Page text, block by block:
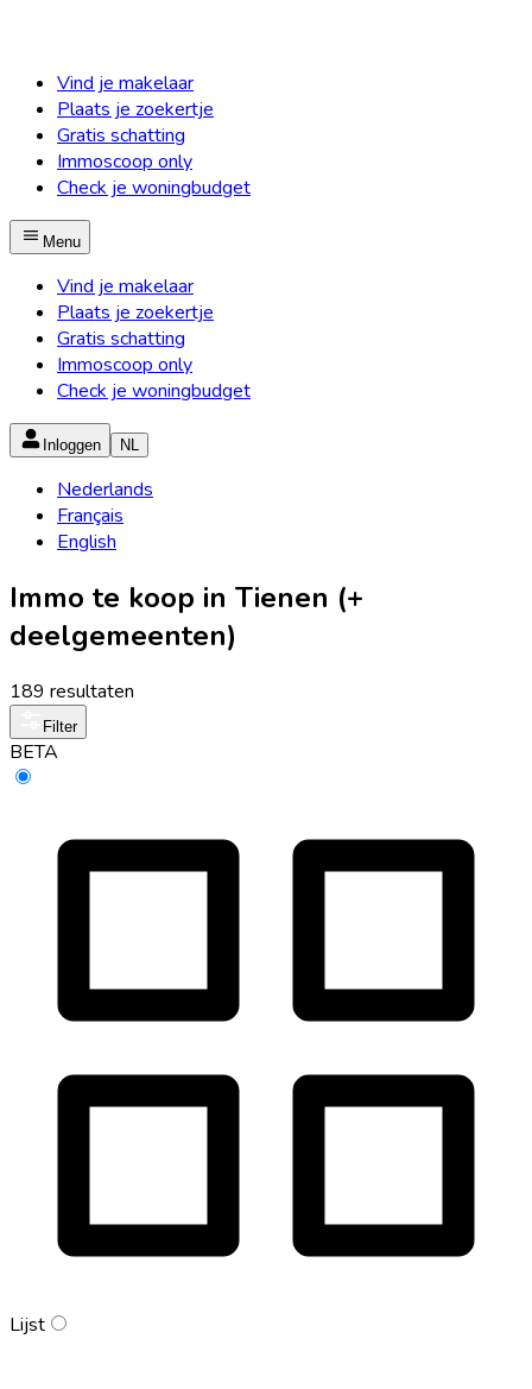
Vind je makelaar
Plaats je zoekertje
Gratis schatting
Immoscoop only
Check je woningbudget
Menu
Vind je makelaar
Plaats je zoekertje
Gratis schatting
Immoscoop only
Check je woningbudget
Inloggen NL
Nederlands
Français
English
Immo te koop in Tienen (+
deelgemeenten)
189 resultaten
Filter
BETA
Lijst